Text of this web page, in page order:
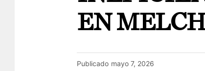
EN
Publicado mayo 7, 2026